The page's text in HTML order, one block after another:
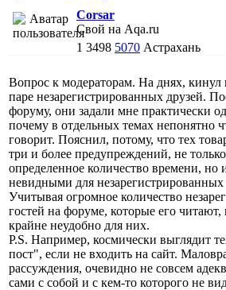
Corsar
Свой на Aqa.ru
1 3498 5070 Астрахань
Вопрос к модераторам. На днях, кинул
паре незарегистрированных друзей.
форуму, они задали мне практически
почему в отдельных темах непонятно
говорит. Пояснил, потому, что тех
три и более предупреждений, не
определенное количество времени, но
невидными для незарегистрированных
Учитывая огромное количество
гостей на форуме, которые его читают,
крайне неудобно для них.
P.S. Например, космически выглядит
пост", если не входить на сайт.
рассуждения, очевидно не совсем
сами с собой и с кем-то которого не